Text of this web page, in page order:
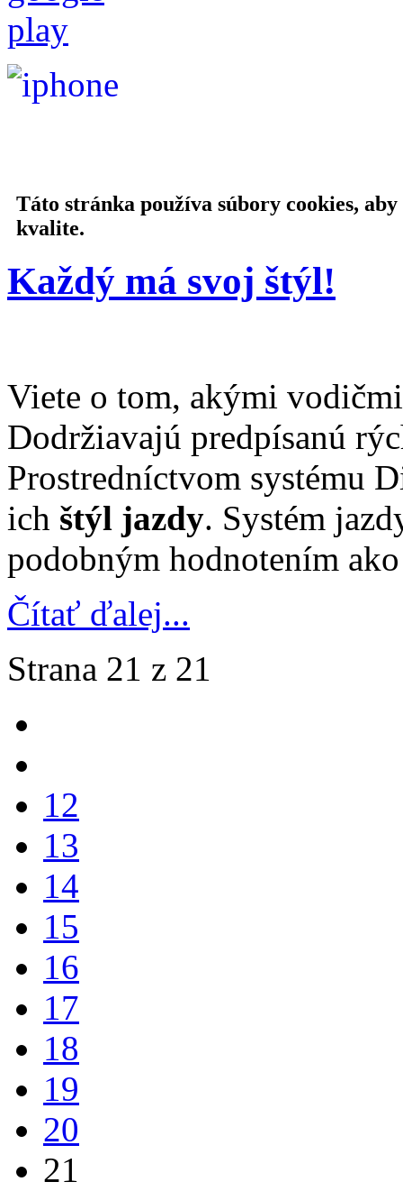
Táto stránka používa súbory cookies,
kvalite.
Každý má svoj štýl!
Viete o tom, akými
Dodržiavajú predpísanú
Prostredníctvom systému
ich štýl jazdy. Systém
podobným hodnotením
Čítať ďalej...
Strana 21 z 21
12
13
14
15
16
17
18
19
20
21